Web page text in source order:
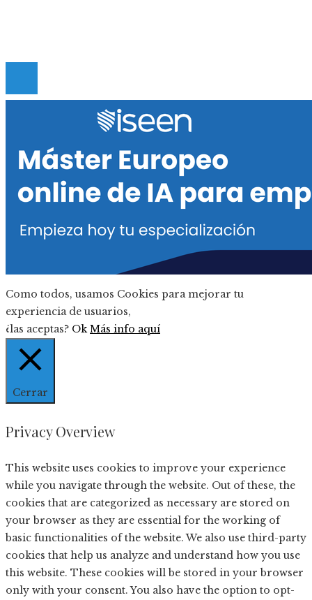
Como todos, usamos Cookies para mejorar tu
experiencia de usuarios,
¿las aceptas? Ok Más info aquí
Cerrar
Privacy Overview
This website uses cookies to improve your experience
while you navigate through the website. Out of these, the
cookies that are categorized as necessary are stored on
your browser as they are essential for the working of
basic functionalities of the website. We also use third-party
cookies that help us analyze and understand how you use
this website. These cookies will be stored in your browser
only with your consent. You also have the option to opt-